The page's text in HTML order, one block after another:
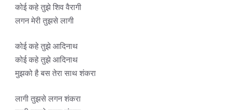
कोई कहे तुझे शिव वैरागी
लगन मेरी तुझसे लागी
कोई कहे तुझे आदिनाथ
कोई कहे तुझे आदिनाथ
मुझको है बस तेरा साथ शंकरा
लागी तुझसे लगन शंकरा